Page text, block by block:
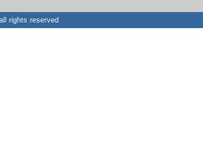
rights reserved